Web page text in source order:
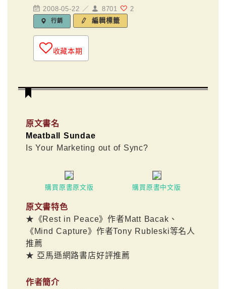
2008-05-22 ／ 8701 2
行銷 編輯標籤
收藏本期
原文書名
Meatball Sundae
Is Your Marketing out of Sync?
購買原書原文版 購買原書中文版
原文書特色
★《Rest in Peace》作者Matt Bacak、
《Mind Capture》作者Tony Rubleski等名人
推薦
★ 亞馬遜網路書店好評推薦
作者簡介